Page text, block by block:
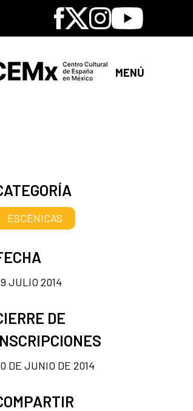
Facebook
X Instagram
Youtube
MENÚ
ESCÉNICAS
JULIO 2014
DE
DE JUNIO DE 2014